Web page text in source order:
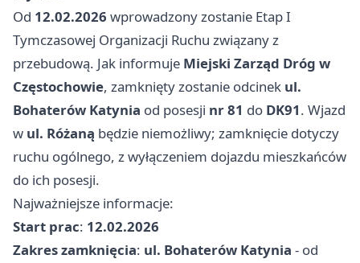
Od 12.02.2026 wprowadzony zostanie Etap I
Tymczasowej Organizacji Ruchu związany z
przebudową. Jak informuje Miejski Zarząd Dróg w
Częstochowie, zamknięty zostanie odcinek ul.
Bohaterów Katynia od posesji nr 81 do DK91. Wjazd
w ul. Różaną będzie niemożliwy; zamknięcie dotyczy
ruchu ogólnego, z wyłączeniem dojazdu mieszkańców
do ich posesji.
Najważniejsze informacje:
Start prac: 12.02.2026
Zakres zamknięcia: ul. Bohaterów Katynia - od